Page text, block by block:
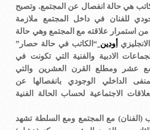
للكاتب هي حالة انفصال عن المجتمع. وتصبح
للفنان في داخل المجتمع ملازمة
من استمرار علاقته مع المجتمع وهي حالة
أودين “الكاتب في حالة حصار”
الادبية والفنية التي تكونت في
عشر ومطلع القرن العشرين والتي
الداخلي الوجودي بانفصالها عن
الاجتماعية لحساب الحالة الفنية
(الفنان) مع المجتمع ومع السلطة تشهد